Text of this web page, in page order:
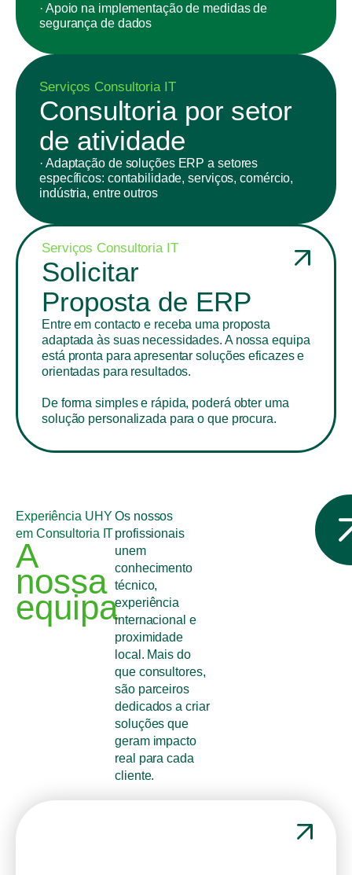
· Apoio na implementação de medidas de
segurança de dados
Serviços Consultoria IT
Consultoria por setor
de atividade
· Adaptação de soluções ERP a setores
específicos: contabilidade, serviços, comércio,
indústria, entre outros
Serviços Consultoria IT
Solicitar
Proposta de ERP
Entre em contacto e receba uma proposta
adaptada às suas necessidades. A nossa equipa
está pronta para apresentar soluções eficazes e
orientadas para resultados.
De forma simples e rápida, poderá obter uma
solução personalizada para o que procura.
Experiência UHY
em Consultoria IT
A
nossa
equipa
Os nossos
profissionais
unem
conhecimento
técnico,
experiência
internacional e
proximidade
local. Mais do
que consultores,
são parceiros
dedicados a criar
soluções que
geram impacto
real para cada
cliente.